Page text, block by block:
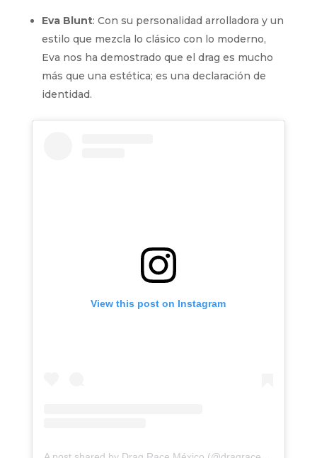
Eva Blunt: Con su personalidad arrolladora y un
estilo que mezcla lo clásico con lo moderno,
Eva nos ha demostrado que el drag es mucho
más que una estética; es una declaración de
identidad.
View this post on Instagram